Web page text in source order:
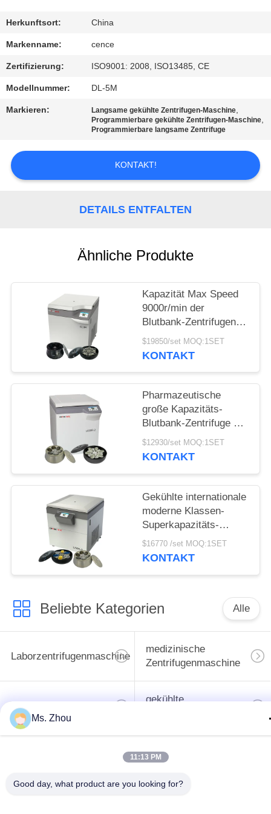
KONTAKT
MIT
UNS
RECHTSSACHEN
VR
Herkunftsort: China
Markenname: cence
Zertifizierung: ISO9001: 2008, ISO13485, CE
Modellnummer: DL-5M
Markieren: Langsame gekühlte Zentrifugen-Maschine,
Programmierbare gekühlte Zentrifugen-Maschine,
Programmierbare langsame Zentrifuge
KONTAKT!
DETAILS ENTFALTEN
Ähnliche Produkte
Kapazität Max Speed
9000r/min der
Blutbank-Zentrifugen-
CL8R MAC Test
Refrigerated Centrifuge
$19850/set MOQ:1SET
KONTAKT
Pharmazeutische
große Kapazitäts-
Blutbank-Zentrifuge der
Boden-Stellungs-
Zentrifugen-
$12930/set MOQ:1SET
KONTAKT
Gekühlte internationale
moderne Klassen-
Superkapazitäts-
Zentrifuge der
Blutbank-Zentrifugen-
$16770 /set MOQ:1SET
KONTAKT
Beliebte Kategorien Alle
Laborzentrifugenmaschine
medizinische
Zentrifugenmaschine
PRP PRF-Zentrifuge
gekühlte
Blutbank-Zentrifuge
Langsame Zentrifuge
Ms. Zhou
11:13 PM
Good day, what product are you looking for?